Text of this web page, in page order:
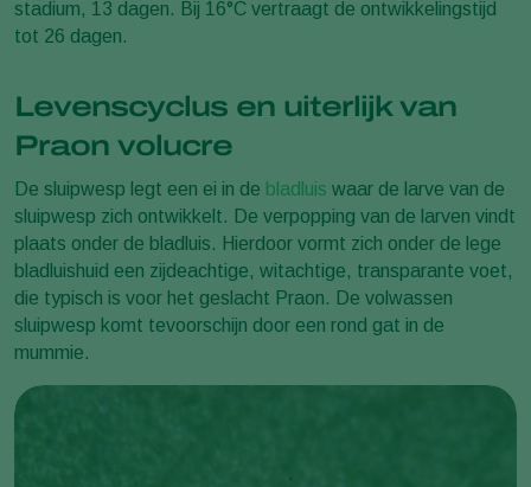
stadium, 13 dagen. Bij 16°C vertraagt de ontwikkelingstijd
tot 26 dagen.
Levenscyclus en uiterlijk van
Praon volucre
De sluipwesp legt een ei in de bladluis waar de larve van de
sluipwesp zich ontwikkelt. De verpopping van de larven vindt
plaats onder de bladluis. Hierdoor vormt zich onder de lege
bladluishuid een zijdeachtige, witachtige, transparante voet,
die typisch is voor het geslacht Praon. De volwassen
sluipwesp komt tevoorschijn door een rond gat in de
mummie.